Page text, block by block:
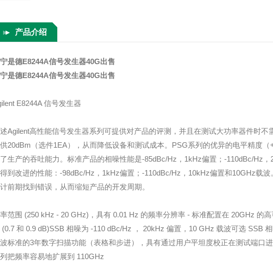
产品介绍
是德E8244A信号发生器40G出售
是德E8244A信号发生器40G出售
E8244A 信号发生器
Agilent高性能信号发生器系列可提供对产品的评测，并且在测试大功率器件时
20dBm（选件1EA），从而降低设备和测试成本。PSG系列的优异的电平精度
生产的吞吐能力。标准产品的相噪性能是-85dBc/Hz，1kHz偏置；-110dBc/Hz
到改进的性能：-98dBc/Hz，1kHz偏置；-110dBc/Hz，10kHz偏置和10GHz载
前期找到错误，从而缩短产品的开发周期。
范围 (250 kHz - 20 GHz)，具有 0.01 Hz 的频率分辨率 - 标准配置在 20GHz 的
(0.7 和 0.9 dB)SSB 相噪为 -110 dBc/Hz ， 20kHz 偏置，10 GHz 载波可选 SSB
标准的3年数字扫描功能（表格和步进），具有通过用户平坦度校正在测试端口
把频率容易地扩展到 110GHz